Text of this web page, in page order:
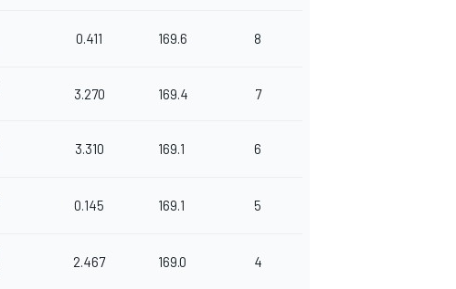
0.411 169.6 8
3.270 169.4 7
3.310 169.1 6
0.145 169.1 5
2.467 169.0 4